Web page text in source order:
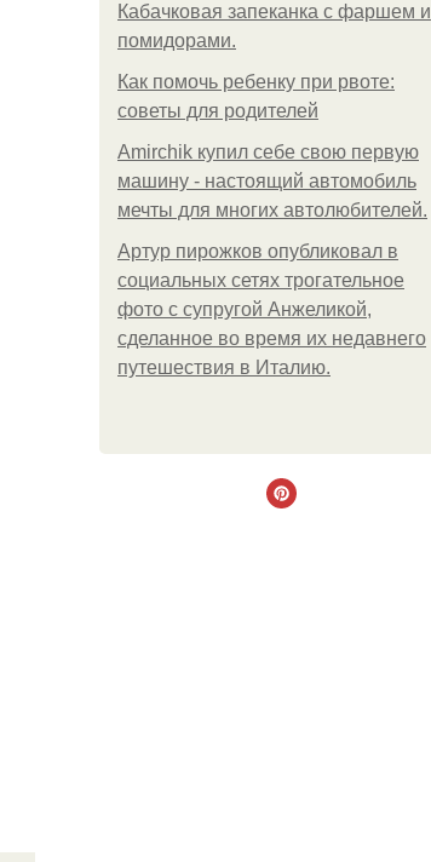
Кабачковая запеканка с фаршем и
помидорами.
Как помочь ребенку при рвоте:
советы для родителей
Amirchik купил себе свою первую
машину - настоящий автомобиль
мечты для многих автолюбителей.
Артур пирожков опубликовал в
социальных сетях трогательное
фото с супругой Анжеликой,
сделанное во время их недавнего
путешествия в Италию.